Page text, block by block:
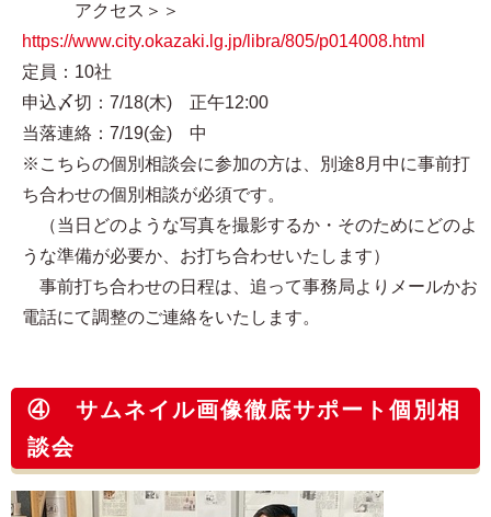
アクセス＞＞
https://www.city.okazaki.lg.jp/libra/805/p014008.html
定員：10社
申込〆切：7/18(木) 正午12:00
当落連絡：7/19(金) 中
※こちらの個別相談会に参加の方は、別途8月中に事前打
ち合わせの個別相談が必須です。
（当日どのような写真を撮影するか・そのためにどのよ
うな準備が必要か、お打ち合わせいたします）
事前打ち合わせの日程は、追って事務局よりメールかお
電話にて調整のご連絡をいたします。
④ サムネイル画像徹底サポート個別相
談会